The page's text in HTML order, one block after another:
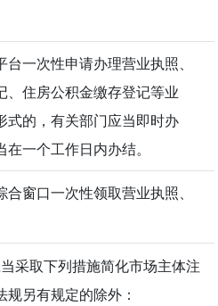
一次性申请办理营业执照、
、住房公积金缴存登记等业
式的，有关部门应当即时办
一个工作日内办结。
窗口一次性领取营业执照、
采取下列措施简化市场主体注
另有规定的除外：